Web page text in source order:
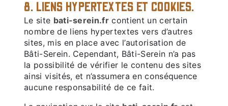
8. LIENS HYPERTEXTES ET COOKIES.
Le site bati-serein.fr contient un certain
nombre de liens hypertextes vers d’autres
sites, mis en place avec l’autorisation de
Bâti-Serein. Cependant, Bâti-Serein n’a pas
la possibilité de vérifier le contenu des sites
ainsi visités, et n’assumera en conséquence
aucune responsabilité de ce fait.